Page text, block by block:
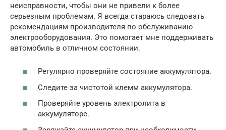
неисправности, чтобы они не привели к более
серьезным проблемам. Я всегда стараюсь следовать
рекомендациям производителя по обслуживанию
электрооборудования. Это помогает мне поддерживать
автомобиль в отличном состоянии.
Регулярно проверяйте состояние аккумулятора.
Следите за чистотой клемм аккумулятора.
Проверяйте уровень электролита в
аккумуляторе.